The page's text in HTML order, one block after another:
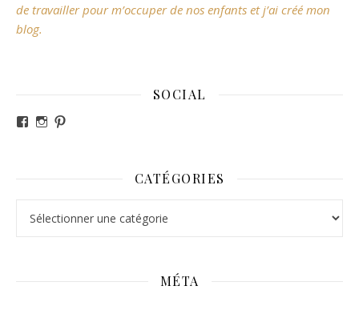
de travailler pour m’occuper de nos enfants et j’ai créé mon
blog.
SOCIAL
Voir le profil de revesdefripouilles sur Facebook
Voir le profil de claire_revesdefripouilles sur
CATÉGORIES
MÉTA